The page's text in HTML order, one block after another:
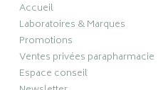
Accueil
Laboratoires & Marques
Promotions
Ventes privées parapharmacie
Espace conseil